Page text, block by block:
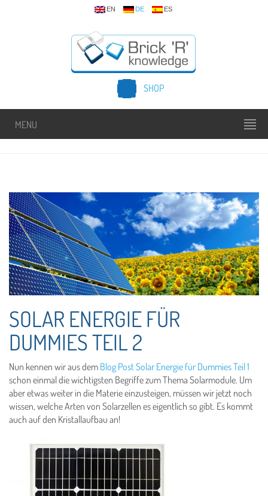
EN DE ES
SHOP
MENU
SOLAR ENERGIE FÜR
DUMMIES TEIL 2
Nun kennen wir aus dem Blog Post Solar Energie für Dummies Teil 1
schon einmal die wichtigsten Begriffe zum Thema Solarmodule. Um
aber etwas weiter in die Materie einzusteigen, müssen wir jetzt noch
wissen, welche Arten von Solarzellen es eigentlich so gibt. Es kommt
auch auf den Kristallaufbau an!